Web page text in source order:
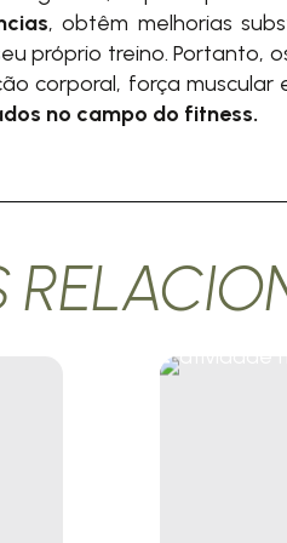
, obtêm melhorias
próprio treino. Portanto,
corporal, força
no campo do fitness.